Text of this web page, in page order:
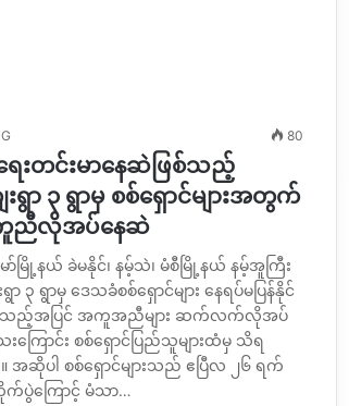
80
ေးတင်းမာနေဆဲဖြစ်သည့်
းရွာ ၃ ရွာမှ စစ်ရှောင်များအတွက်
ညီလိုအပ်နေဆဲ
ော်မြို့နယ် ခဲမနိုင်၊ နမ့်သဲ၊ မံစီမြို့နယ် နမ့်အူကြီး
ာ ၃ ရွာမှ ဒေသခံစစ်ရှောင်များ နေရပ်မပြန်နိုင်
သည့်အပြင် အကူအညီများ ဆက်လက်လိုအပ်
းကြောင်း စစ်ရှောင်ပြည်သူများထံမှ သိရ
အဆိုပါ စစ်ရှောင်များသည် ဧပြီလ ၂၆ ရက်
က်ပွဲကြောင့် မံသာ…